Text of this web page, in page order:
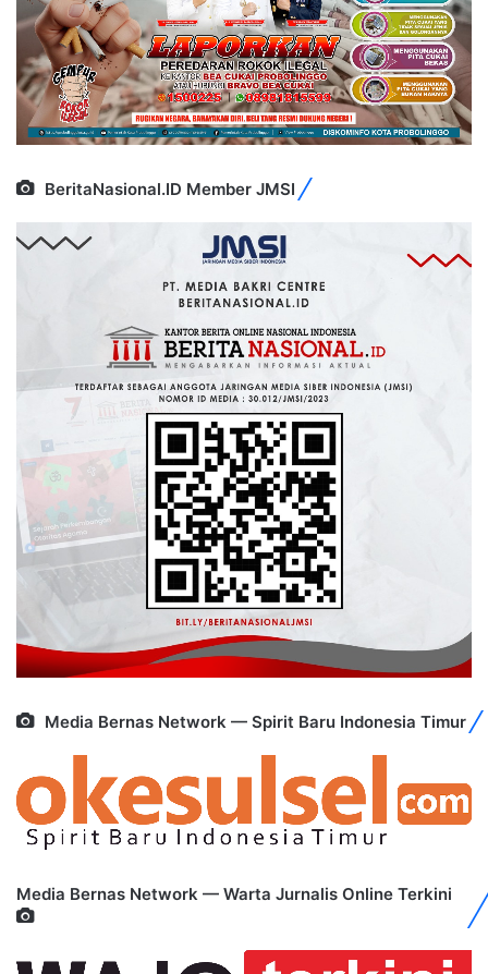
BeritaNasional.ID Member JMSI
Media Bernas Network — Spirit Baru Indonesia Timur
Media Bernas Network — Warta Jurnalis Online Terkini